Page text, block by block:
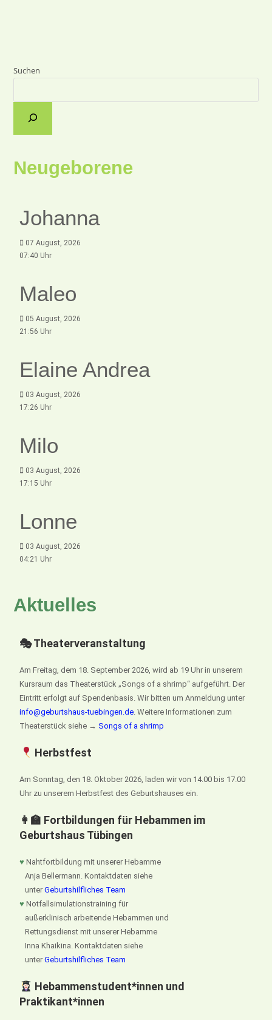
Suchen
Neugeborene
Johanna
07 August, 2026
07:40 Uhr
Maleo
05 August, 2026
21:56 Uhr
Elaine Andrea
03 August, 2026
17:26 Uhr
Milo
03 August, 2026
17:15 Uhr
Lonne
03 August, 2026
04:21 Uhr
Aktuelles
🎭 Theaterveranstaltung
Am Freitag, dem 18. September 2026, wird ab 19 Uhr in unserem
Kursraum das Theaterstück „Songs of a shrimp“ aufgeführt. Der
Eintritt erfolgt auf Spendenbasis. Wir bitten um Anmeldung unter
info@geburtshaus-tuebingen.de. Weitere Informationen zum
Theaterstück siehe →Songs of a shrimp
Herbstfest
Am Sonntag, den 18. Oktober 2026, laden wir von 14.00 bis 17.00
Uhr zu unserem Herbstfest des Geburtshauses ein.
👩‍🏫 Fortbildungen für Hebammen im
Geburtshaus Tübingen
♥ Nahtfortbildung mit unserer Hebamme
Anja Bellermann. Kontaktdaten siehe
unterGeburtshilfliches Team
♥ Notfallsimulationstraining für
außerklinisch arbeitende Hebammen und
Rettungsdienst mit unserer Hebamme
Inna Khaikina. Kontaktdaten siehe
unterGeburtshilfliches Team
Hebammenstudent*innen und
Praktikant*innen